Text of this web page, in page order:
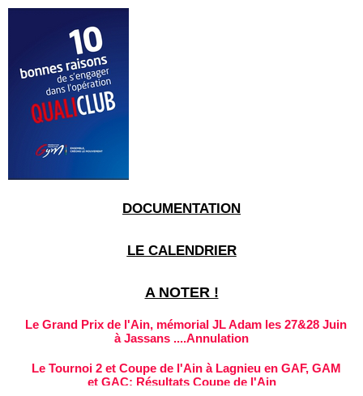
DOCUMENTATION
LE CALENDRIER
A NOTER !
Le Grand Prix de l'Ain, mémorial JL Adam les 27&28 Juin
à Jassans ....Annulation
Le Tournoi 2 et Coupe de l'Ain à Lagnieu en GAF, GAM
et GAC: Résultats Coupe de l'Ain